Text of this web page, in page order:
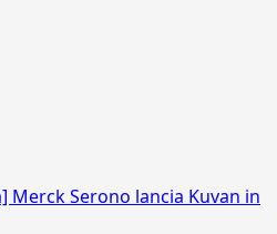
Merck Serono lancia Kuvan in